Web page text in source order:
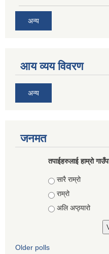
अन्य
आय व्यय विवरण
अन्य
जनमत
तपाईहरुलाई हाम्रो
Choices
सारै राम्रो
राम्रो
अलि अप्ठ्यारो
Older polls